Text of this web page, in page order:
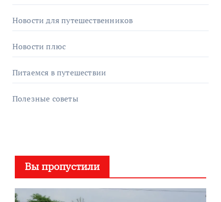
Новости для путешественников
Новости плюс
Питаемся в путешествии
Полезные советы
Вы пропустили